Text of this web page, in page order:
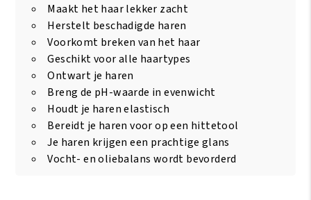
Maakt het haar lekker zacht
Herstelt beschadigde haren
Voorkomt breken van het haar
Geschikt voor alle haartypes
Ontwart je haren
Breng de pH-waarde in evenwicht
Houdt je haren elastisch
Bereidt je haren voor op een hittetool
Je haren krijgen een prachtige glans
Vocht- en oliebalans wordt bevorderd